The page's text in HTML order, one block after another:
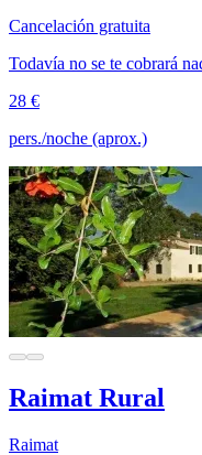
Cancelación gratuita
Todavía no se te cobrará
28 €
pers./noche (aprox.)
Raimat Rural
Raimat